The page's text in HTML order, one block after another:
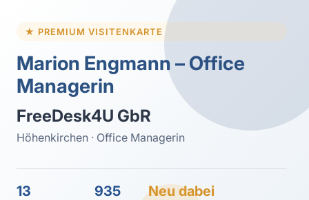
★ PREMIUM VISITENKARTE
Marion Engmann – Office
Managerin
FreeDesk4U GbR
Höhenkirchen · Office Managerin
13 935 Neu dabei